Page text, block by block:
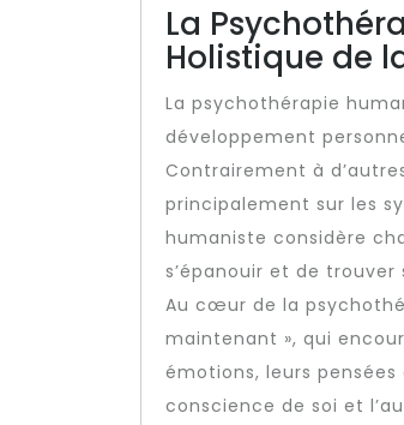
La
Holistique de
La psychothérapie
développement
Contrairement à
principalement sur les
humaniste considère
s’épanouir et de
Au cœur de la
maintenant », qui
émotions, leurs
conscience de soi et